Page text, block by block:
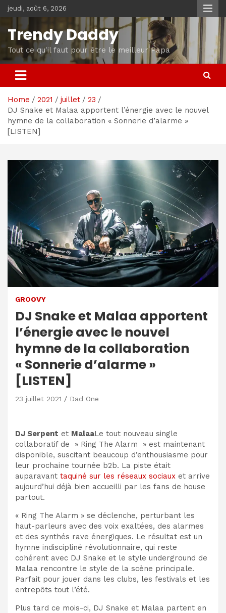
Skip
to
content
jeudi, août 6, 2026
Trendy Daddy
Tout ce qu'il faut pour être le meilleur Papa
Home 2021 juillet
23
DJ Snake et Malaa apportent l’énergie avec le nouvel
hymne de la collaboration « Sonnerie d’alarme »
[LISTEN]
GROOVY
DJ Snake et Malaa apportent
l’énergie avec le nouvel
hymne de la collaboration
« Sonnerie d’alarme »
[LISTEN]
23 juillet 2021 Dad One
DJ Serpent et MalaaLe tout nouveau single
collaboratif de » Ring The Alarm » est maintenant
disponible, suscitant beaucoup d’enthousiasme pour
leur prochaine tournée b2b. La piste était
auparavant taquiné sur les réseaux sociaux et arrive
aujourd’hui déjà bien accueilli par les fans de house
partout.
« Ring The Alarm » se déclenche, perturbant les
haut-parleurs avec des voix exaltées, des alarmes
et des synthés rave énergiques. Le résultat est un
hymne indiscipliné révolutionnaire, qui reste
cohérent avec DJ Snake et le style underground de
Malaa rencontre le style de la scène principale.
Parfait pour jouer dans les clubs, les festivals et les
entrepôts tout l’été.
Plus tard ce mois-ci, DJ Snake et Malaa partent en